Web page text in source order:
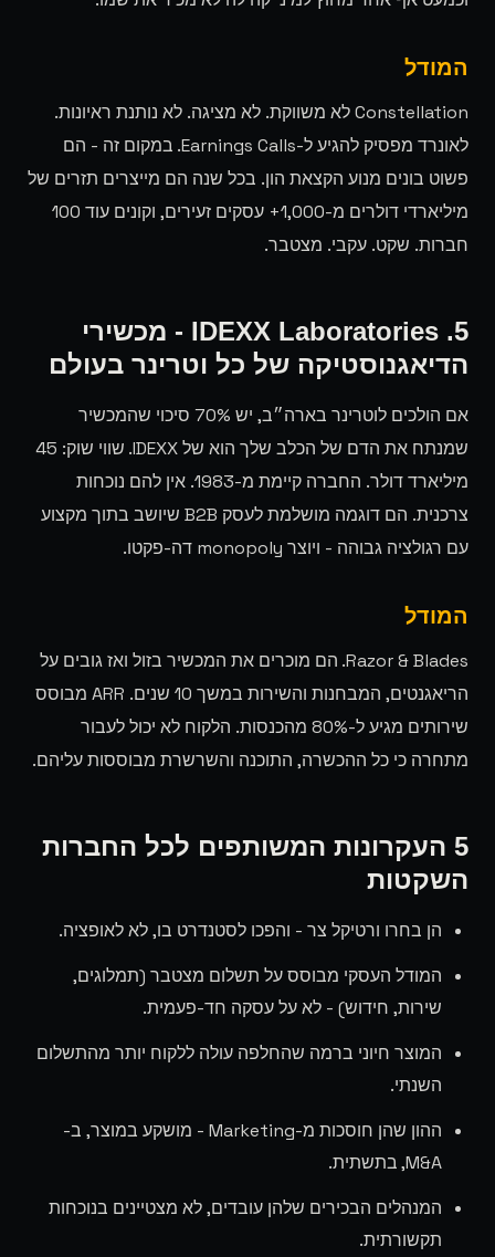
המודל
Constellation לא משווקת. לא מציגה. לא נותנת ראיונות.
לאונרד מפסיק להגיע ל-Earnings Calls. במקום זה - הם
פשוט בונים מנוע הקצאת הון. בכל שנה הם מייצרים תזרים של
מיליארדי דולרים מ-1,000+ עסקים זעירים, וקונים עוד 100
חברות. שקט. עקבי. מצטבר.
5. IDEXX Laboratories - מכשירי
הדיאגנוסטיקה של כל וטרינר בעולם
אם הולכים לוטרינר בארה״ב, יש 70% סיכוי שהמכשיר
שמנתח את הדם של הכלב שלך הוא של IDEXX. שווי שוק: 45
מיליארד דולר. החברה קיימת מ-1983. אין להם נוכחות
צרכנית. הם דוגמה מושלמת לעסק B2B שיושב בתוך מקצוע
עם רגולציה גבוהה - ויוצר monopoly דה-פקטו.
המודל
Razor & Blades. הם מוכרים את המכשיר בזול ואז גובים על
הריאגנטים, המבחנות והשירות במשך 10 שנים. ARR מבוסס
שירותים מגיע ל-80% מהכנסות. הלקוח לא יכול לעבור
מתחרה כי כל ההכשרה, התוכנה והשרשרת מבוססות עליהם.
5 העקרונות המשותפים לכל החברות
השקטות
הן בחרו ורטיקל צר - והפכו לסטנדרט בו, לא לאופציה.
המודל העסקי מבוסס על תשלום מצטבר (תמלוגים,
שירות, חידוש) - לא על עסקה חד-פעמית.
המוצר חיוני ברמה שהחלפה עולה ללקוח יותר מהתשלום
השנתי.
ההון שהן חוסכות מ-Marketing - מושקע במוצר, ב-
M&A, בתשתית.
המנהלים הבכירים שלהן עובדים, לא מצטיינים בנוכחות
תקשורתית.